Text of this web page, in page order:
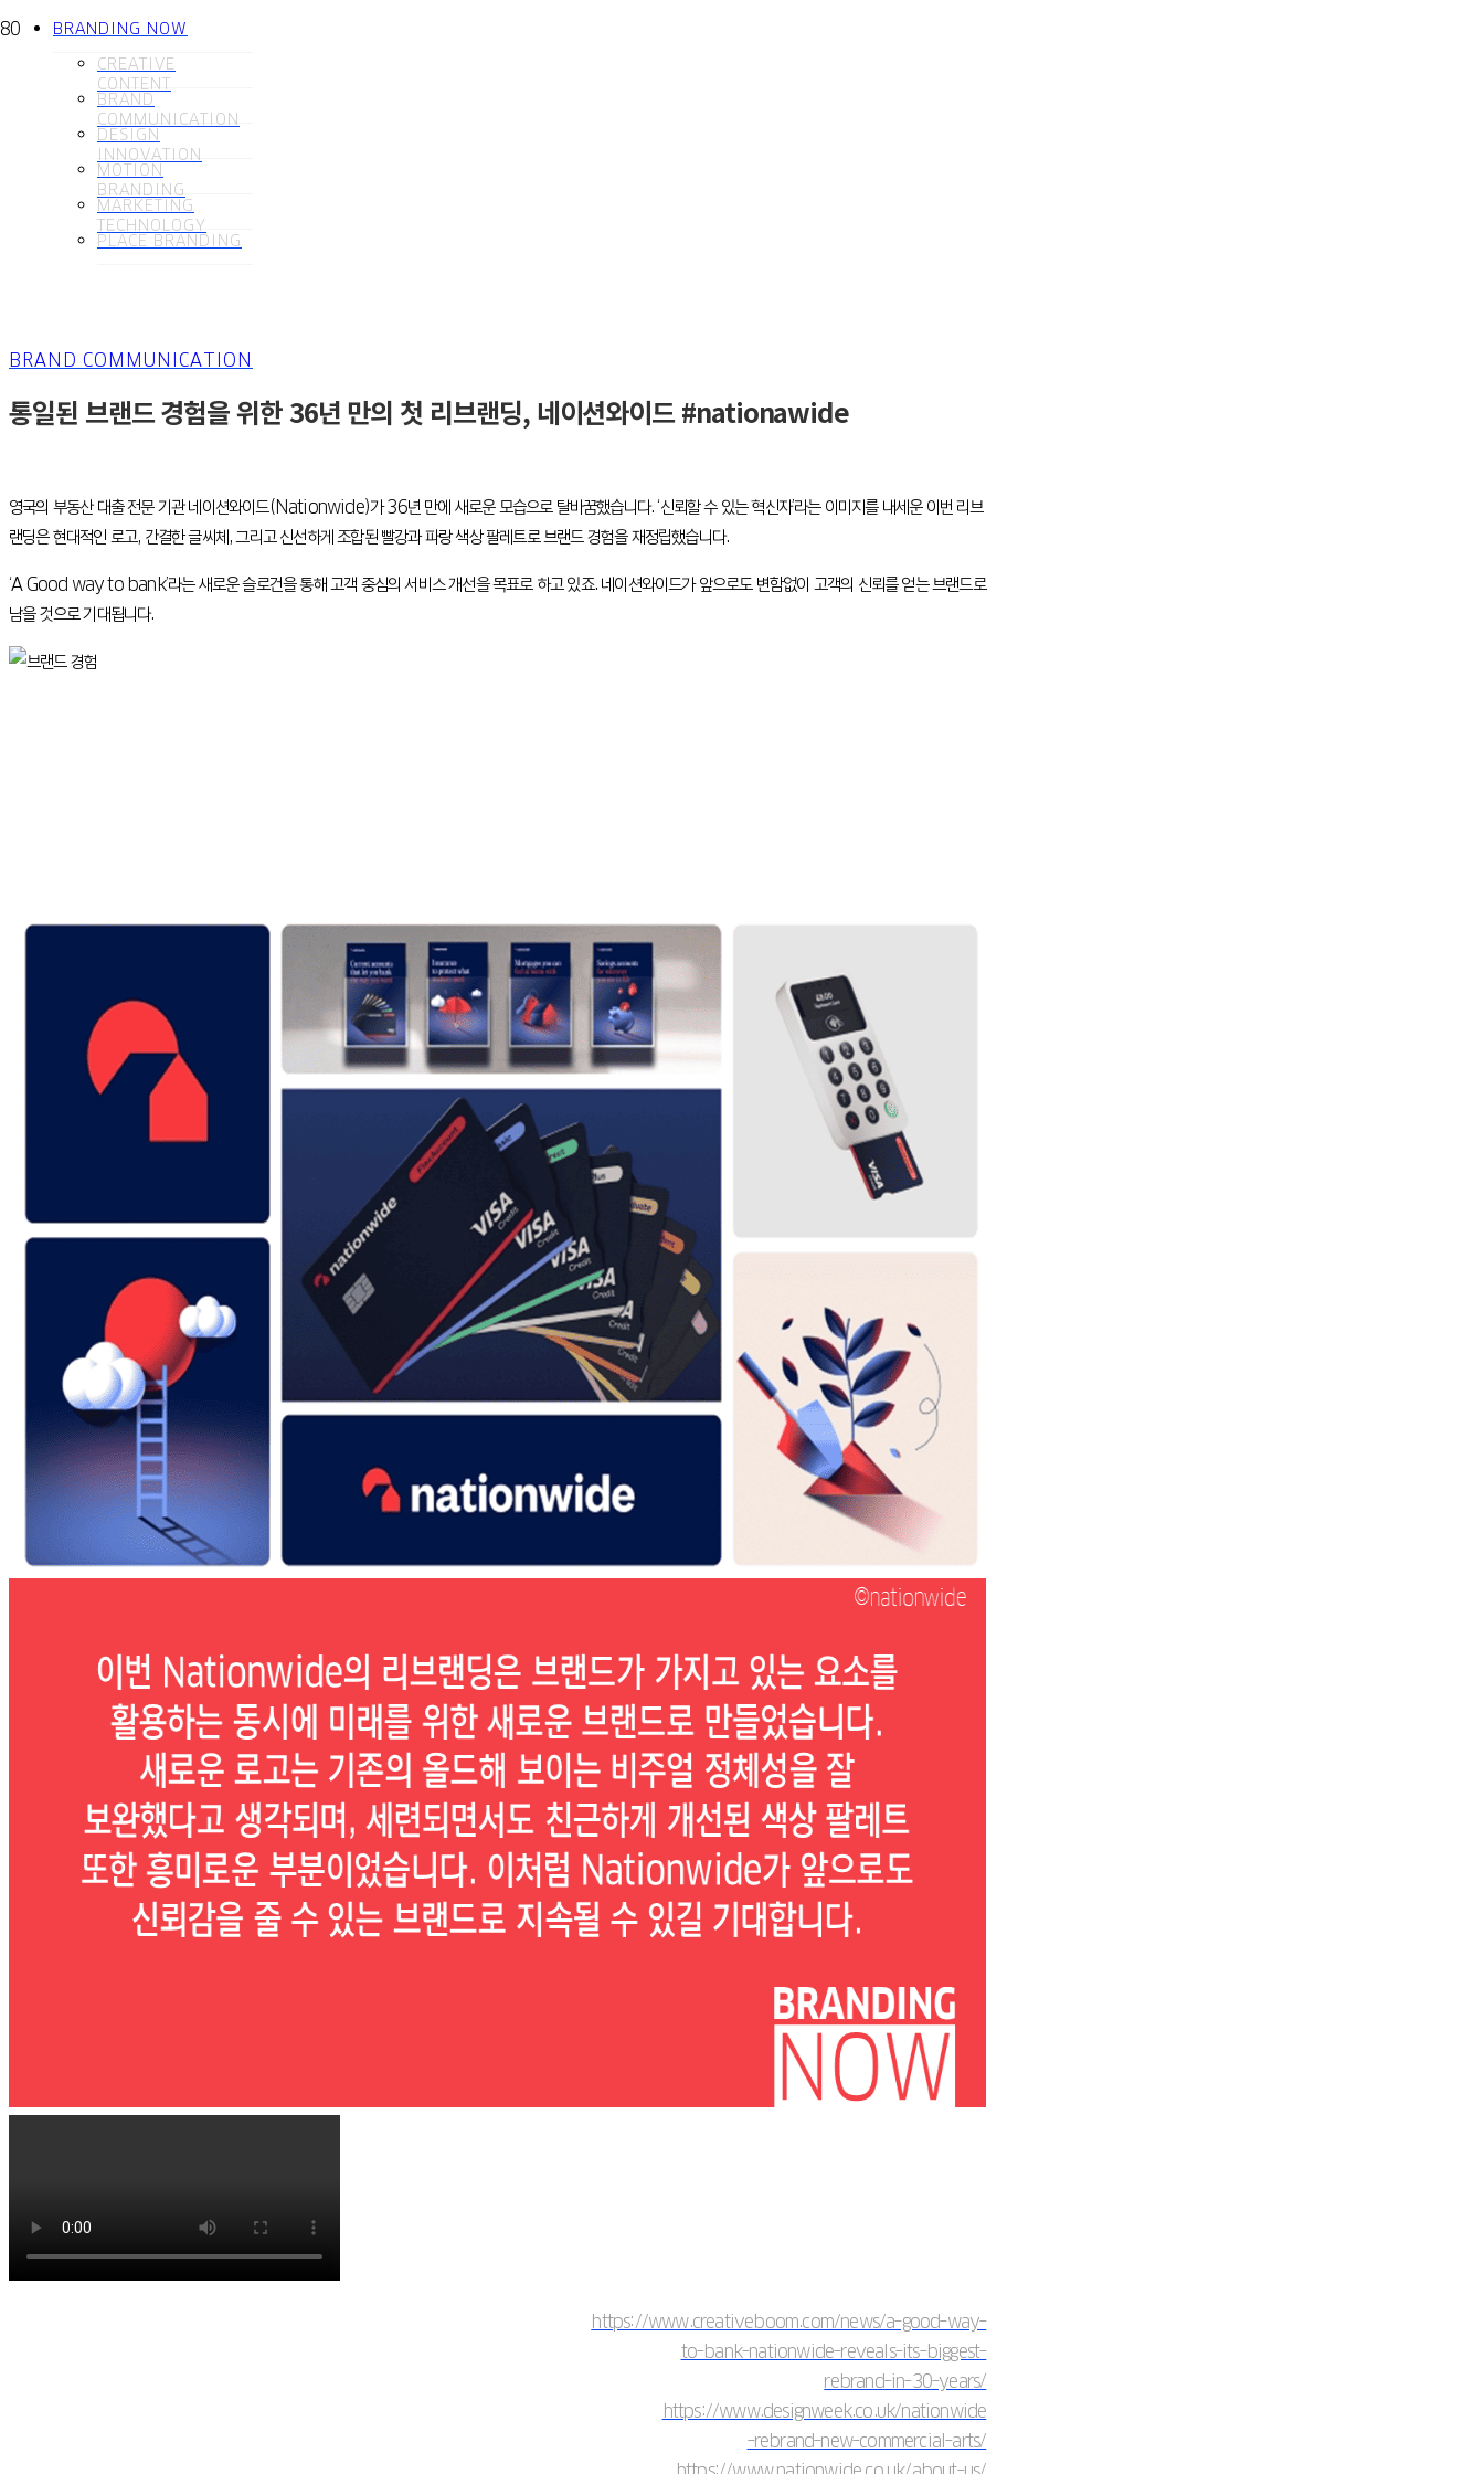
BRANDING NOW
CREATIVE
CONTENT
BRAND
COMMUNICATION
DESIGN
INNOVATION
MOTION
BRANDING
MARKETING
TECHNOLOGY
PLACE BRANDING
BRAND COMMUNICATION
통일된 브랜드 경험을 위한 36년 만의 첫 리브랜딩, 네이션와이드 #nationawide
영국의 부동산 대출 전문 기관 네이션와이드(Nationwide)가 36년 만에 새로운 모습으로 탈바꿈했습니다. ‘신뢰할 수 있는 혁신자’라는 이미지를 내세운 이번 리브
랜딩은 현대적인 로고, 간결한 글씨체, 그리고 신선하게 조합된 빨강과 파랑 색상 팔레트로 브랜드 경험을 재정립했습니다.
‘A Good way to bank’라는 새로운 슬로건을 통해 고객 중심의 서비스 개선을 목표로 하고 있죠. 네이션와이드가 앞으로도 변함없이 고객의 신뢰를 얻는 브랜드로
남을 것으로 기대됩니다.
https://www.creativeboom.com/news/a-good-way-
to-bank-nationwide-reveals-its-biggest-
rebrand-in-30-years/
https://www.designweek.co.uk/nationwide
-rebrand-new-commercial-arts/